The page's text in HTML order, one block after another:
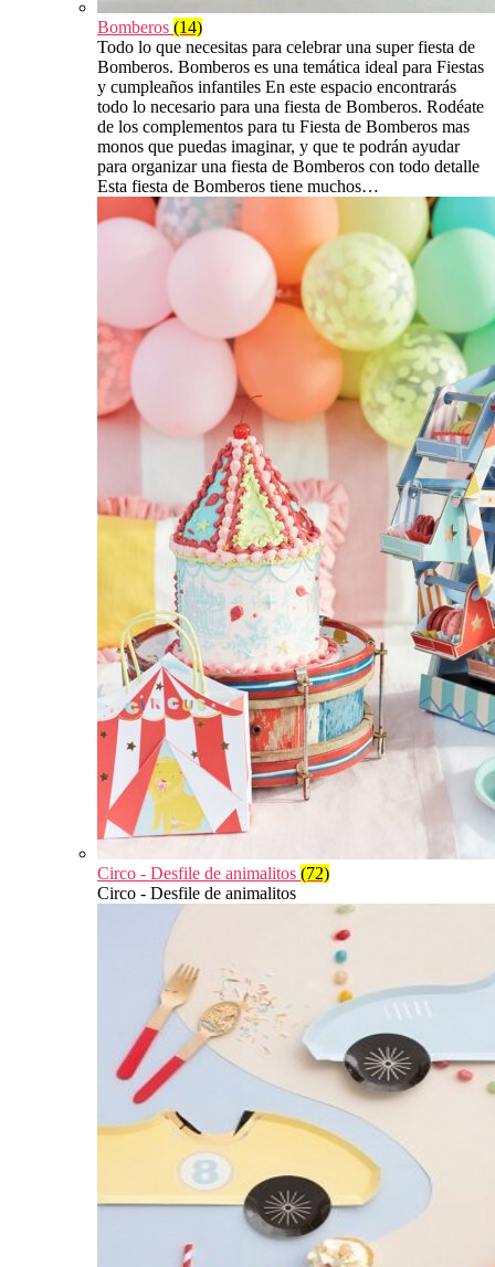
Bomberos (14)
Todo lo que necesitas para celebrar una super fiesta de
Bomberos. Bomberos es una temática ideal para Fiestas
y cumpleaños infantiles En este espacio encontrarás
todo lo necesario para una fiesta de Bomberos. Rodéate
de los complementos para tu Fiesta de Bomberos mas
monos que puedas imaginar, y que te podrán ayudar
para organizar una fiesta de Bomberos con todo detalle
Esta fiesta de Bomberos tiene muchos…
Circo - Desfile de animalitos (72)
Circo - Desfile de animalitos